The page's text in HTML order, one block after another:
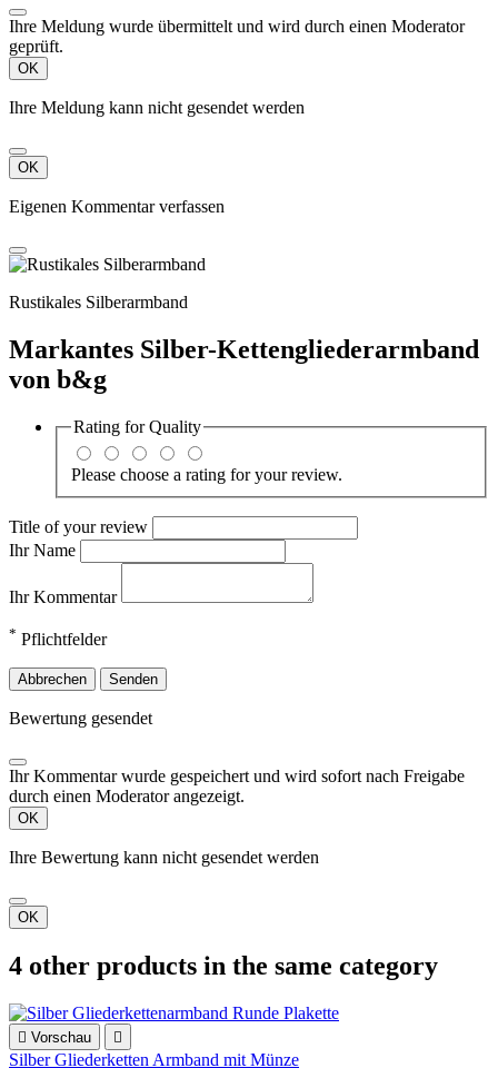
Ihre Meldung wurde übermittelt und wird durch einen Moderator
geprüft.
OK
Ihre Meldung kann nicht gesendet werden
OK
Eigenen Kommentar verfassen
Rustikales Silberarmband
Markantes Silber-Kettengliederarmband
von b&g
Rating forQuality
Please choose a rating for your review.
Title of your review
Ihr Name
Ihr Kommentar
* Pflichtfelder
Abbrechen Senden
Bewertung gesendet
Ihr Kommentar wurde gespeichert und wird sofort nach Freigabe
durch einen Moderator angezeigt.
OK
Ihre Bewertung kann nicht gesendet werden
OK
4 other products in the same category
 Vorschau 
Silber Gliederketten Armband mit Münze